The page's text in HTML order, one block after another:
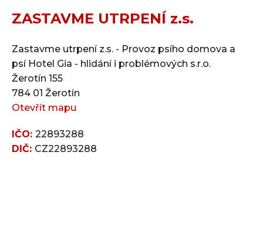
ZASTAVME UTRPENÍ z.s.
Zastavme utrpení z.s. - Provoz psího domova a
psí Hotel Gia - hlidání i problémových s.r.o.
Žerotín 155
784 01 Žerotín
Otevřít mapu
IČO: 22893288
DIČ: CZ22893288